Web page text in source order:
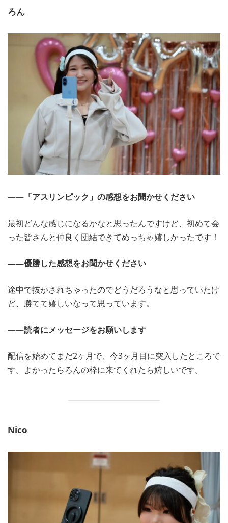
ろん
――「アスリンピック」の感想をお聞かせください
最初どんな感じになるかなと思ったんですけど、初めて会
った皆さんと仲良く団結できてめっちゃ嬉しかったです！
――優勝した感想をお聞かせください
途中で抜かされちゃったのでどうだろうなと思っていたけ
ど、勝てて嬉しいなって思っています。
――読者にメッセージをお願いします
配信を始めてまだ2ヶ月で、今3ヶ月目に突入したところで
す。よかったらろんの枠に来てくれたら嬉しいです。
Nico